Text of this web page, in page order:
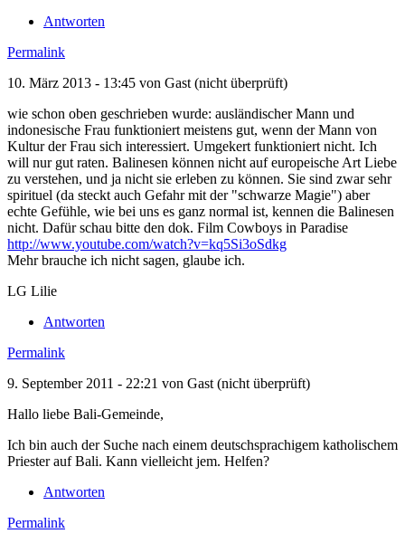
Antworten
Permalink
10. März 2013 - 13:45 von Gast (nicht überprüft)
wie schon oben geschrieben wurde: ausländischer Mann und
indonesische Frau funktioniert meistens gut, wenn der Mann von
Kultur der Frau sich interessiert. Umgekert funktioniert nicht. Ich
will nur gut raten. Balinesen können nicht auf europeische Art Liebe
zu verstehen, und ja nicht sie erleben zu können. Sie sind zwar sehr
spirituel (da steckt auch Gefahr mit der "schwarze Magie") aber
echte Gefühle, wie bei uns es ganz normal ist, kennen die Balinesen
nicht. Dafür schau bitte den dok. Film Cowboys in Paradise
http://www.youtube.com/watch?v=kq5Si3oSdkg
Mehr brauche ich nicht sagen, glaube ich.
LG Lilie
Antworten
Permalink
9. September 2011 - 22:21 von Gast (nicht überprüft)
Hallo liebe Bali-Gemeinde,
Ich bin auch der Suche nach einem deutschsprachigem katholischem
Priester auf Bali. Kann vielleicht jem. Helfen?
Antworten
Permalink